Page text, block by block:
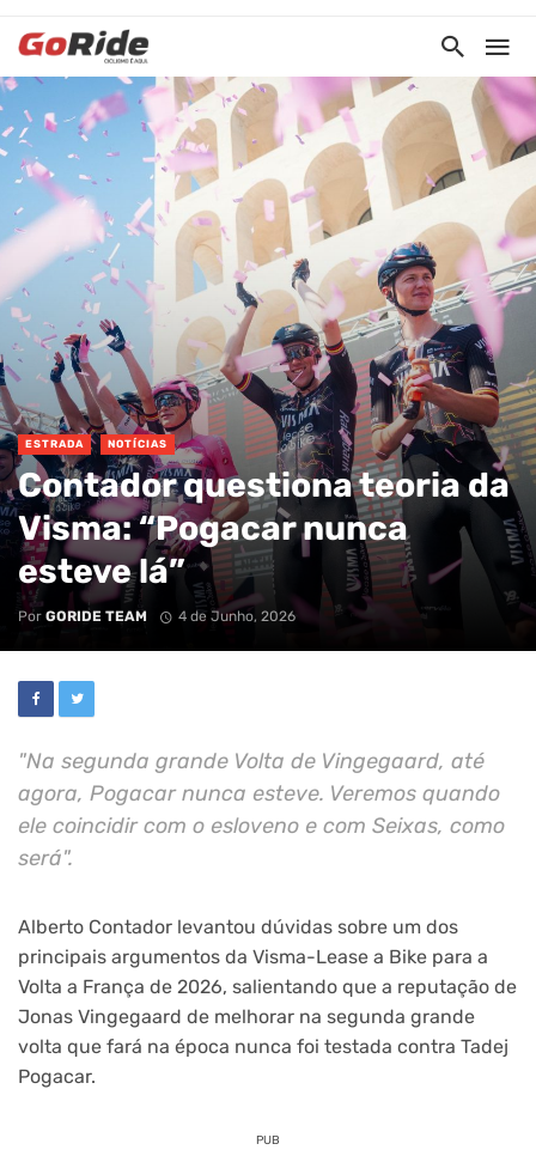
ESTRADA NOTÍCIAS
Contador questiona teoria da
Visma: “Pogacar nunca
esteve lá”
Por GORIDE TEAM 4 de Junho, 2026
"Na segunda grande Volta de Vingegaard, até
agora, Pogacar nunca esteve. Veremos quando
ele coincidir com o esloveno e com Seixas, como
será".
Alberto Contador levantou dúvidas sobre um dos
principais argumentos da Visma-Lease a Bike para a
Volta a França de 2026, salientando que a reputação de
Jonas Vingegaard de melhorar na segunda grande
volta que fará na época nunca foi testada contra Tadej
Pogacar.
PUB